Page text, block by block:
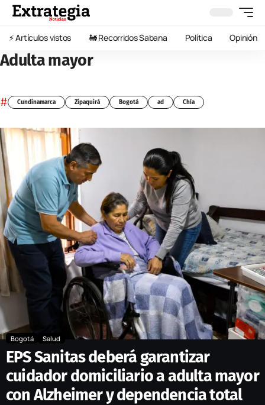
⚡️ Artículos vistos 🚂 Recorridos Sabana Política Opinión
Adulta mayor
# Cundinamarca Zipaquirá Bogotá ad Chía
Bogotá Salud
EPS Sanitas deberá garantizar
cuidador domiciliario a adulta mayor
con Alzheimer y dependencia total